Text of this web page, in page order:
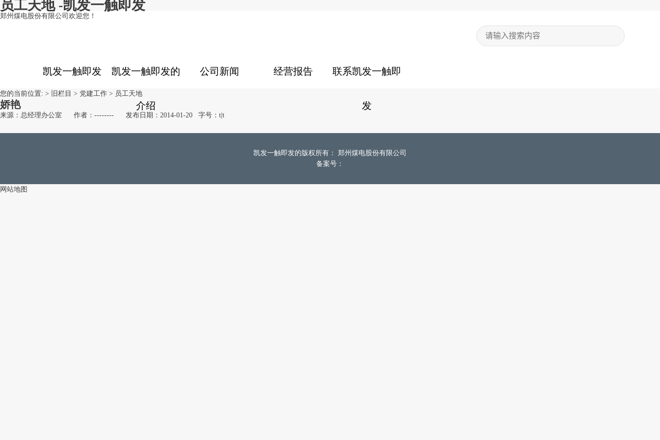
员工天地 -凯发一触即发
郑州煤电股份有限公司欢迎您！
凯发一触即发 凯发一触即发的
介绍
公司新闻 经营报告 联系凯发一触即
发
您的当前位置: > 旧栏目 > 党建工作 > 员工天地
娇艳
来源：总经理办公室 作者：-------- 发布日期：2014-01-20 字号： t t
凯发一触即发的版权所有： 郑州煤电股份有限公司
备案号：
网站地图